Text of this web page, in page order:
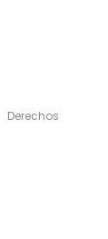
Derechos